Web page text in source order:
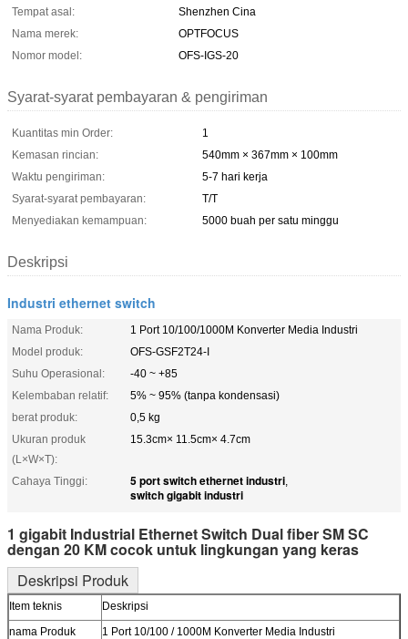
Tempat asal:
Shenzhen Cina
Nama merek:
OPTFOCUS
Nomor model:
OFS-IGS-20
Syarat-syarat pembayaran & pengiriman
Kuantitas min Order:
1
Kemasan rincian:
540mm × 367mm × 100mm
Waktu pengiriman:
5-7 hari kerja
Syarat-syarat pembayaran:
T/T
Menyediakan kemampuan:
5000 buah per satu minggu
Deskripsi
Industri ethernet switch
Nama Produk:
1 Port 10/100/1000M Konverter Media Industri
Model produk:
OFS-GSF2T24-I
Suhu Operasional:
-40 ~ +85
Kelembaban relatif:
5% ~ 95% (tanpa kondensasi)
berat produk:
0,5 kg
Ukuran produk
(L×W×T):
15.3cm× 11.5cm× 4.7cm
Cahaya Tinggi: 5 port switch ethernet industri,
switch gigabit industri
1 gigabit Industrial Ethernet Switch Dual fiber SM SC
dengan 20 KM cocok untuk lingkungan yang keras
Deskripsi Produk
Item teknis
Deskripsi
nama Produk
1 Port 10/100 / 1000M Konverter Media Industri